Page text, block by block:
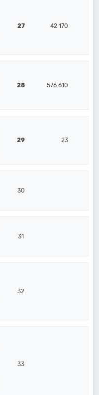
27 42 170
28 576 610
29 23
30
31
32
33